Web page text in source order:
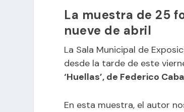
La muestra de 25
nueve de abril
La Sala Municipal de
desde la tarde de este
‘Huellas’, de Federico
En esta muestra, el autor